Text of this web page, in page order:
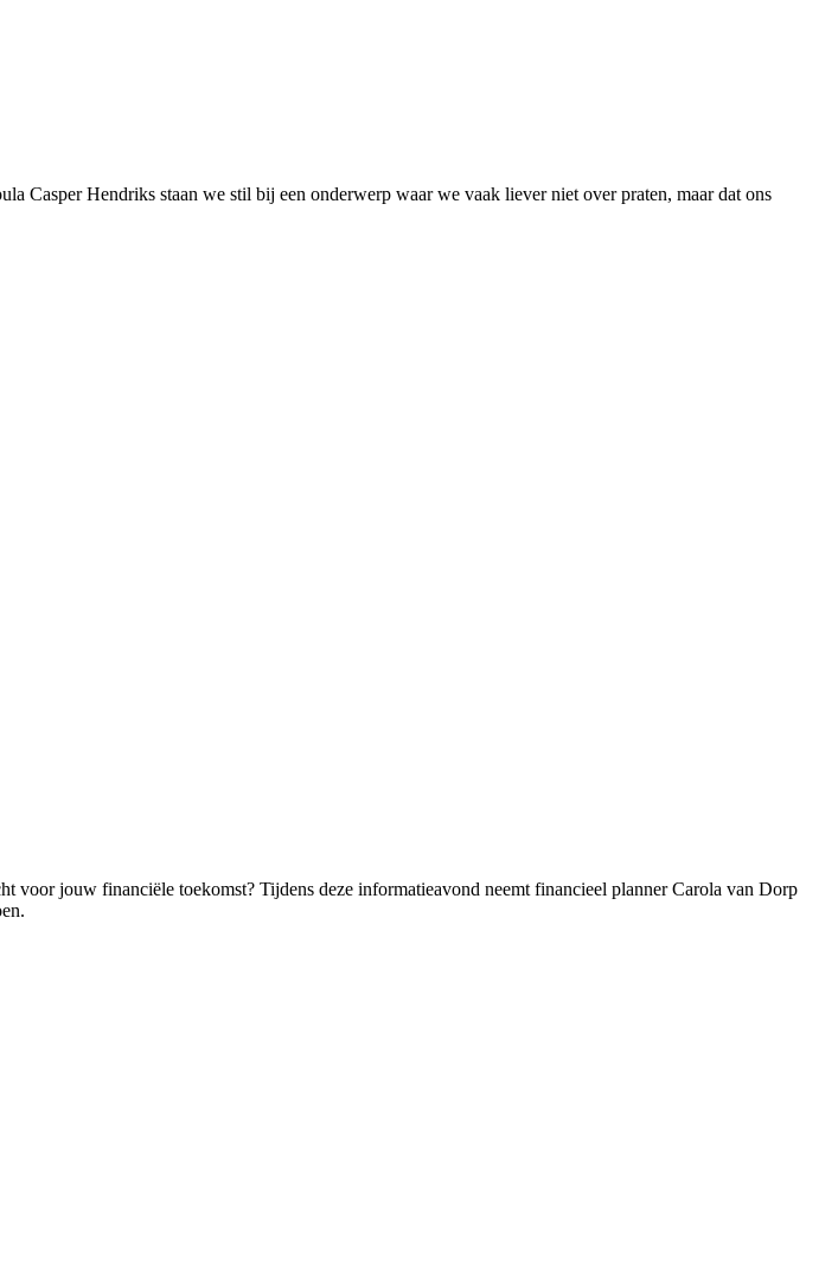
Casper Hendriks staan we stil bij een onderwerp waar we vaak liever niet over praten, maar dat ons
voor jouw financiële toekomst? Tijdens deze informatieavond neemt financieel planner Carola van Dorp